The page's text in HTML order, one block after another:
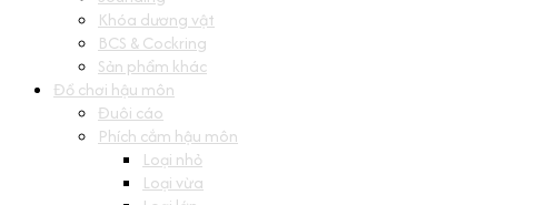
Khóa dương vật
BCS & Cockring
Sản phẩm khác
Đồ chơi hậu môn
Đuôi cáo
Phích cắm hậu môn
Loại nhỏ
Loại vừa